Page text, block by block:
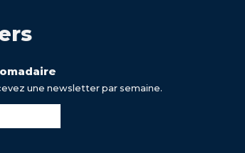
une newsletter par semaine.